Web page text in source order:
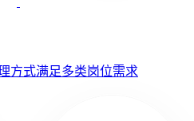
方式满足多类岗位需求